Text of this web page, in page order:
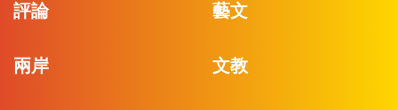
評論 藝文
兩岸 文教